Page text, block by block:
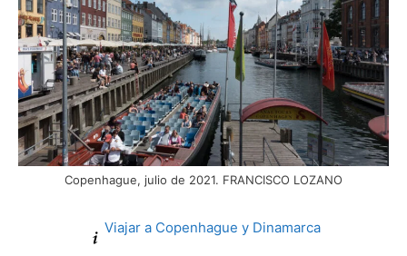
Copenhague, julio de 2021. FRANCISCO LOZANO
Viajar a Copenhague y Dinamarca